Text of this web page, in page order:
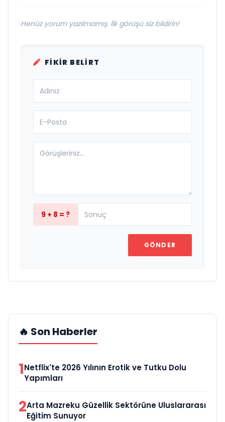
Henüz yorum yazılmamış. İlk görüşü siz bildirin!
FIKIR BELIRT
9 + 8 = ?
GÖNDER
🔥 Son Haberler
1Netflix'te 2026 Yılının Erotik ve Tutku Dolu
Yapımları
2Arta Mazreku Güzellik Sektörüne Uluslararası
Eğitim Sunuyor